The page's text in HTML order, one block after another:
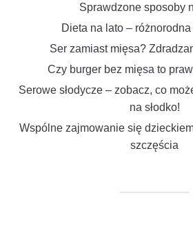
Sprawdzone sposoby
Dieta na lato –
Ser zamiast mięsa?
Czy burger bez mięsa to
Serowe słodycze – zobacz, co
na słodko!
Wspólne zajmowanie się
szczęścia